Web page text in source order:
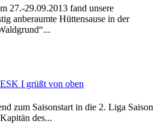
27.-29.09.2013 fand unsere
anberaumte Hüttensause in der
I grüßt von oben
zum Saisonstart in die 2. Liga Saison
des...